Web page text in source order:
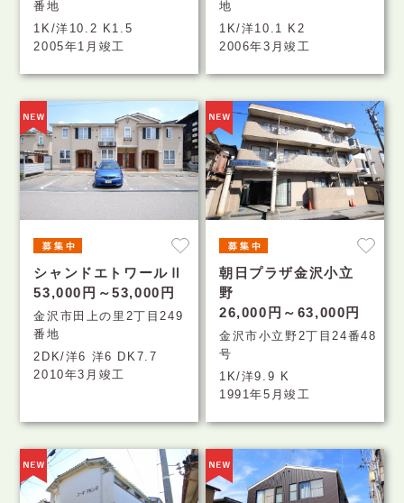
番地
1K/洋10.2 K1.5
2005年1月竣工
地
1K/洋10.1 K2
2006年3月竣工
シャンドエトワールⅡ
53,000円～53,000円
金沢市田上の里2丁目249
番地
2DK/洋6 洋6 DK7.7
2010年3月竣工
朝日プラザ金沢小立
野
26,000円～63,000円
金沢市小立野2丁目24番48
号
1K/洋9.9 K
1991年5月竣工